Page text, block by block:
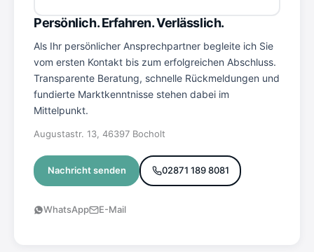
Persönlich. Erfahren. Verlässlich.
Als Ihr persönlicher Ansprechpartner begleite ich Sie
vom ersten Kontakt bis zum erfolgreichen Abschluss.
Transparente Beratung, schnelle Rückmeldungen und
fundierte Marktkenntnisse stehen dabei im
Mittelpunkt.
Augustastr. 13, 46397 Bocholt
Nachricht senden 02871 189 8081
WhatsApp E-Mail